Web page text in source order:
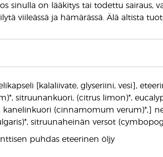
sinulla on lääkitys tai todettu sairaus,
viileässä ja hämärässä. Älä altista
[kalaliivate, glyseriini, vesi],
sitruunankuori, (citrus limon)*,
kanelinkuori (cinnamomum verum)*,]
sitruunaheinän versot
puhdas eteerinen öljy